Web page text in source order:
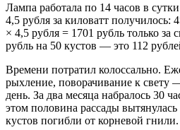
Лампа работала по 14 часов в
4,5 рубля за киловатт получилось:
× 4,5 рубля = 1701 рубль только за
рубль на 50 кустов — это 112
Времени потратил колоссально.
рыхление, поворачивание к
день. За два месяца набралось 30
этом половина рассады вытянулась
кустов погибли от корневой гнили.